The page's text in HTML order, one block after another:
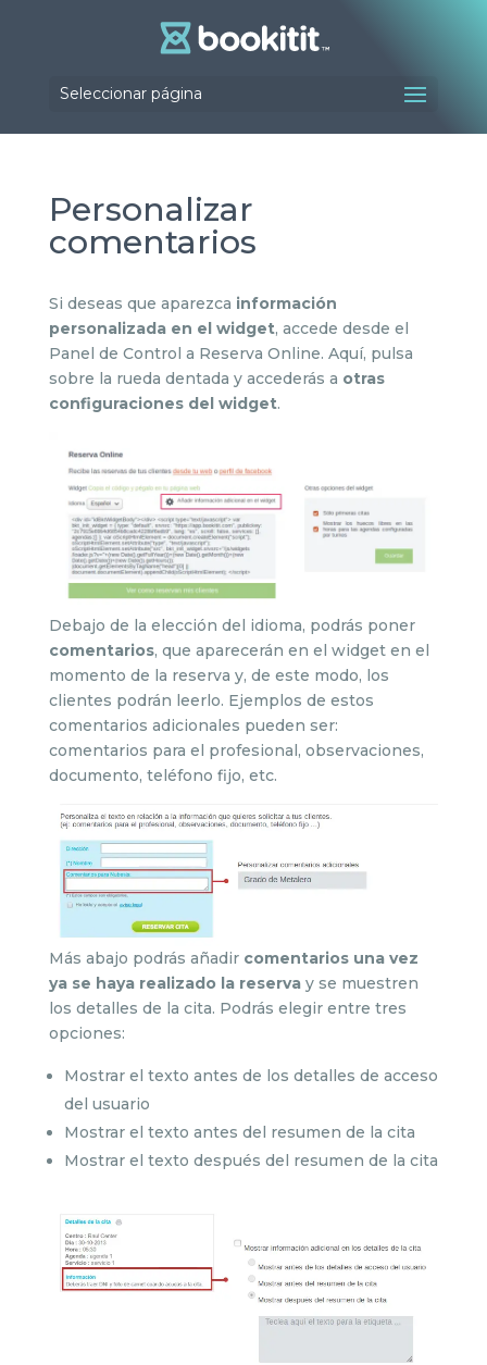
Seleccionar página
Personalizar
comentarios
Si deseas que aparezca información
personalizada en el widget, accede desde el
Panel de Control a Reserva Online. Aquí, pulsa
sobre la rueda dentada y accederás a otras
configuraciones del widget.
Debajo de la elección del idioma, podrás poner
comentarios, que aparecerán en el widget en el
momento de la reserva y, de este modo, los
clientes podrán leerlo. Ejemplos de estos
comentarios adicionales pueden ser:
comentarios para el profesional, observaciones,
documento, teléfono fijo, etc.
Más abajo podrás añadir comentarios una vez
ya se haya realizado la reservay se muestren
los detalles de la cita. Podrás elegir entre tres
opciones:
Mostrar el texto antes de los detalles de acceso
del usuario
Mostrar el texto antes del resumen de la cita
Mostrar el texto después del resumen de la cita